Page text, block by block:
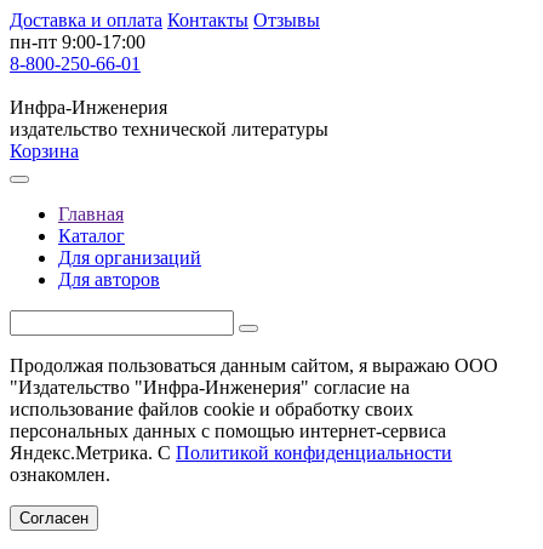
Доставка и оплата Контакты Отзывы
пн-пт 9:00-17:00
8-800-250-66-01
Инфра-Инженерия
издательство технической литературы
Корзина
Главная
Каталог
Для организаций
Для авторов
Продолжая пользоваться данным сайтом, я выражаю ООО
"Издательство "Инфра-Инженерия" согласие на
использование файлов cookie и обработку своих
персональных данных с помощью интернет-сервиса
Яндекс.Метрика. С Политикой конфиденциальности
ознакомлен.
Согласен